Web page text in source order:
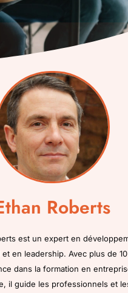
Roberts
est un expert en
en leadership. Avec plus de
dans la formation en
il guide les professionnels et